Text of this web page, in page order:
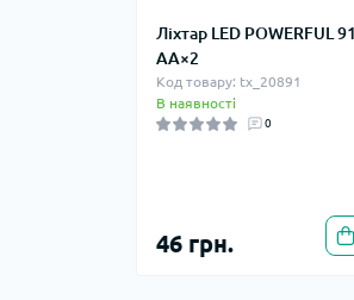
Ліхтар LED POWERFUL
AA×2
Код товару: tx_20891
В наявності
0
46 грн.